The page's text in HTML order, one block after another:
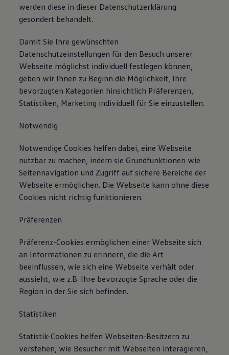
werden diese in dieser Datenschutzerklärung
gesondert behandelt.
Damit Sie Ihre gewünschten
Datenschutzeinstellungen für den Besuch unserer
Webseite möglichst individuell festlegen können,
geben wir Ihnen zu Beginn die Möglichkeit, Ihre
bevorzugten Kategorien hinsichtlich Präferenzen,
Statistiken, Marketing individuell für Sie einzustellen.
Notwendig
Notwendige Cookies helfen dabei, eine Webseite
nutzbar zu machen, indem sie Grundfunktionen wie
Seitennavigation und Zugriff auf sichere Bereiche der
Webseite ermöglichen. Die Webseite kann ohne diese
Cookies nicht richtig funktionieren.
Präferenzen
Präferenz-Cookies ermöglichen einer Webseite sich
an Informationen zu erinnern, die die Art
beeinflussen, wie sich eine Webseite verhält oder
aussieht, wie z.B. Ihre bevorzugte Sprache oder die
Region in der Sie sich befinden.
Statistiken
Statistik-Cookies helfen Webseiten-Besitzern zu
verstehen, wie Besucher mit Webseiten interagieren,